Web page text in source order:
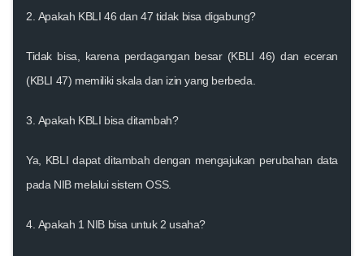
2. Apakah KBLI 46 dan 47 tidak bisa digabung?
Tidak bisa, karena perdagangan besar (KBLI 46) dan eceran
(KBLI 47) memiliki skala dan izin yang berbeda.
3. Apakah KBLI bisa ditambah?
Ya, KBLI dapat ditambah dengan mengajukan perubahan data
pada NIB melalui sistem OSS.
4. Apakah 1 NIB bisa untuk 2 usaha?